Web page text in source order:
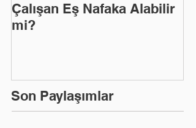
Çalışan Eş Nafaka Alabilir
mi?
Son Paylaşımlar